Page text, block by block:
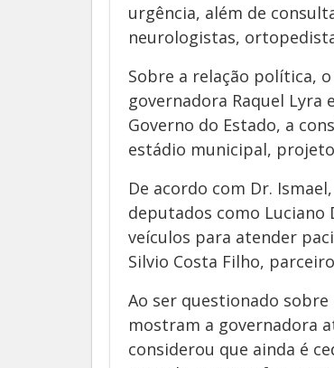
urgência, além de
neurologistas,
Sobre a relação política,
governadora Raquel
Governo do Estado, a
estádio municipal,
De acordo com Dr.
deputados como Luciano
veículos para atender
Silvio Costa Filho,
Ao ser questionado
mostram a governadora
considerou que ainda é